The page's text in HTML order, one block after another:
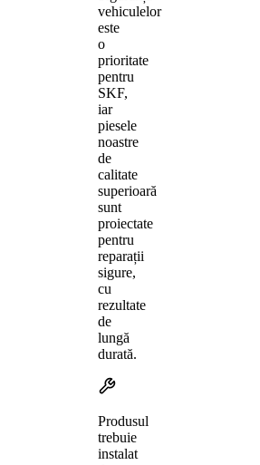
vehiculelor
este
o
prioritate
pentru
SKF,
iar
piesele
noastre
de
calitate
superioară
sunt
proiectate
pentru
reparații
sigure,
cu
rezultate
de
lungă
durată.
Produsul
trebuie
instalat